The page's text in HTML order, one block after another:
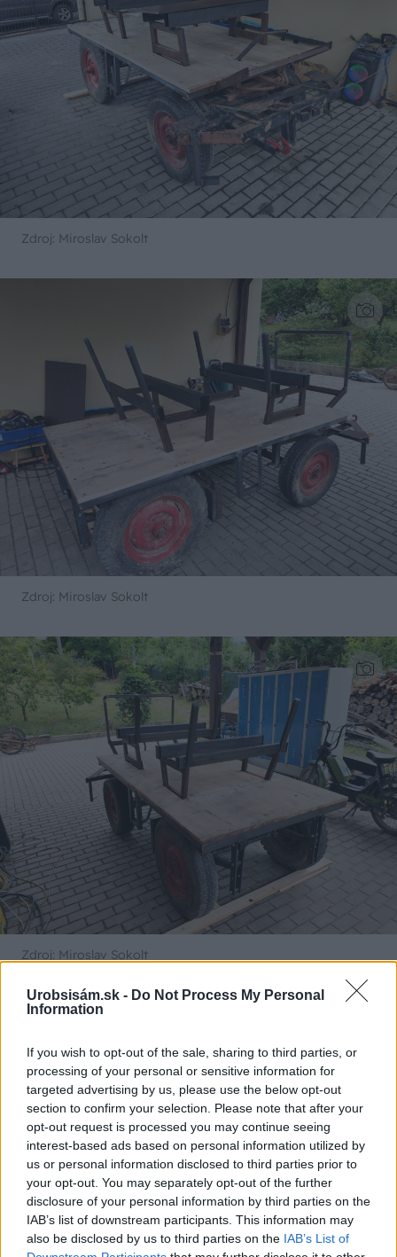
Urobsisám.sk - Do Not Process My Personal
Information
If you wish to opt-out of the sale, sharing to third parties, or
processing of your personal or sensitive information for
targeted advertising by us, please use the below opt-out
section to confirm your selection. Please note that after your
opt-out request is processed you may continue seeing
interest-based ads based on personal information utilized by
us or personal information disclosed to third parties prior to
your opt-out. You may separately opt-out of the further
disclosure of your personal information by third parties on the
IAB’s list of downstream participants. This information may
also be disclosed by us to third parties on the IAB’s List of
Zdroj: Miroslav Sokolt
Zdroj: Miroslav Sokolt
Zdroj: Miroslav Sokolt
Príprava sedadiel a opierok
Keď bol podvozok hotový, začal som pracovať
na sedadlách. Premýšľal som nad ich šírkou,
výškou operadiel a sklony, aby bola lavička
pohodlná aj funkčná. Na sedadlá som použil
čerešňové drevo, ktoré som opracoval ešte
minulý rok. Drevo som obrúsil do hladka a
upravil, aby nemalo ostré hrany. Následne som
sa pustil do výroby opierok z kovanej
pásoviny, ktoré som ručne ohýbal bez